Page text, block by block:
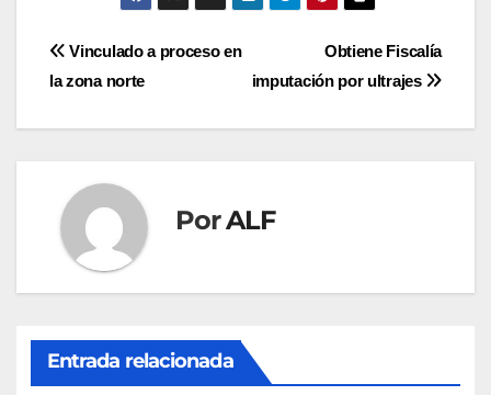
Navegación
Obtiene Fiscalía
imputación por ultrajes
Vinculado a proceso en
la zona norte
PorALF
Entrada relacionada